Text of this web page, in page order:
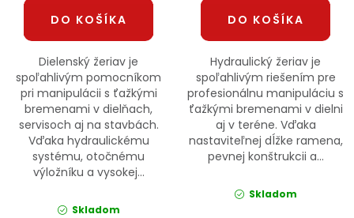
DO KOŠÍKA
Dielenský žeriav je
spoľahlivým pomocníkom
pri manipulácii s ťažkými
bremenami v dielňach,
servisoch aj na stavbách.
Vďaka hydraulickému
systému, otočnému
výložníku a vysokej...
Skladom
DO KOŠÍKA
Hydraulický žeriav je
spoľahlivým riešením pre
profesionálnu manipuláciu s
ťažkými bremenami v dielni
aj v teréne. Vďaka
nastaviteľnej dĺžke ramena,
pevnej konštrukcii a...
Skladom